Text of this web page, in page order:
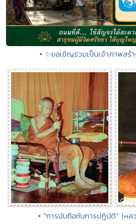
• ✨ขอเชิญร่วมเป็นเจ้าภาพสร้
• "การนับถือกับการปฏิบัติ" (หล